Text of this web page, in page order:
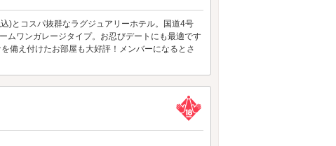
)とコスパ抜群なラグジュアリーホテル。国道4号
ムワンガレージタイプ。お忍びデートにも最適です
備え付けたお部屋も大好評！メンバーになるとさ